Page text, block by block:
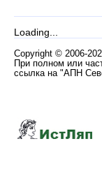
Loading...
Copyright © 2006-
При полном или
ссылка на "АПН